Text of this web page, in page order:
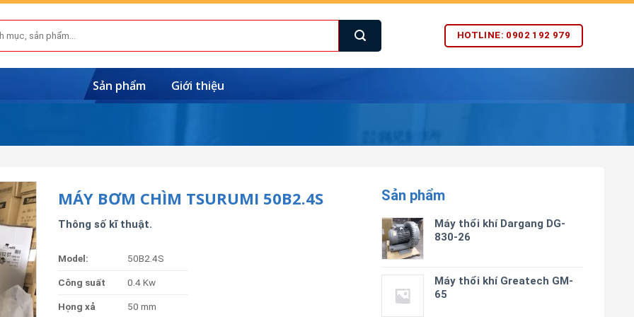
HOTLINE: 0902 192 979
Sản phẩm Giới thiệu
Sản phẩm
Máy thổi khí Dargang DG-
830-26
Máy thổi khí Greatech GM-
65
MÁY BƠM CHÌM TSURUMI 50B2.4S
Thông số kĩ thuật.
Model: 50B2.4S
Công suất 0.4 Kw
Họng xả 50 mm